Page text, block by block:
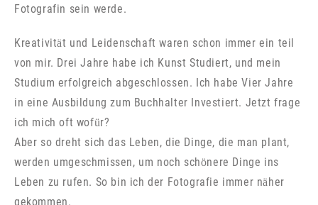
Fotografin sein werde.
Kreativität und Leidenschaft waren schon immer ein teil
von mir. Drei Jahre habe ich Kunst Studiert, und mein
Studium erfolgreich abgeschlossen. Ich habe Vier Jahre
in eine Ausbildung zum Buchhalter Investiert. Jetzt frage
ich mich oft wofür?
Aber so dreht sich das Leben, die Dinge, die man plant,
werden umgeschmissen, um noch schönere Dinge ins
Leben zu rufen. So bin ich der Fotografie immer näher
gekommen.